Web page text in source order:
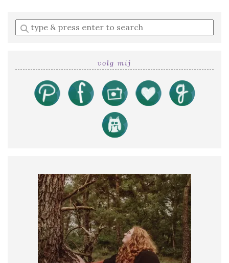
Enter
a
volg mij